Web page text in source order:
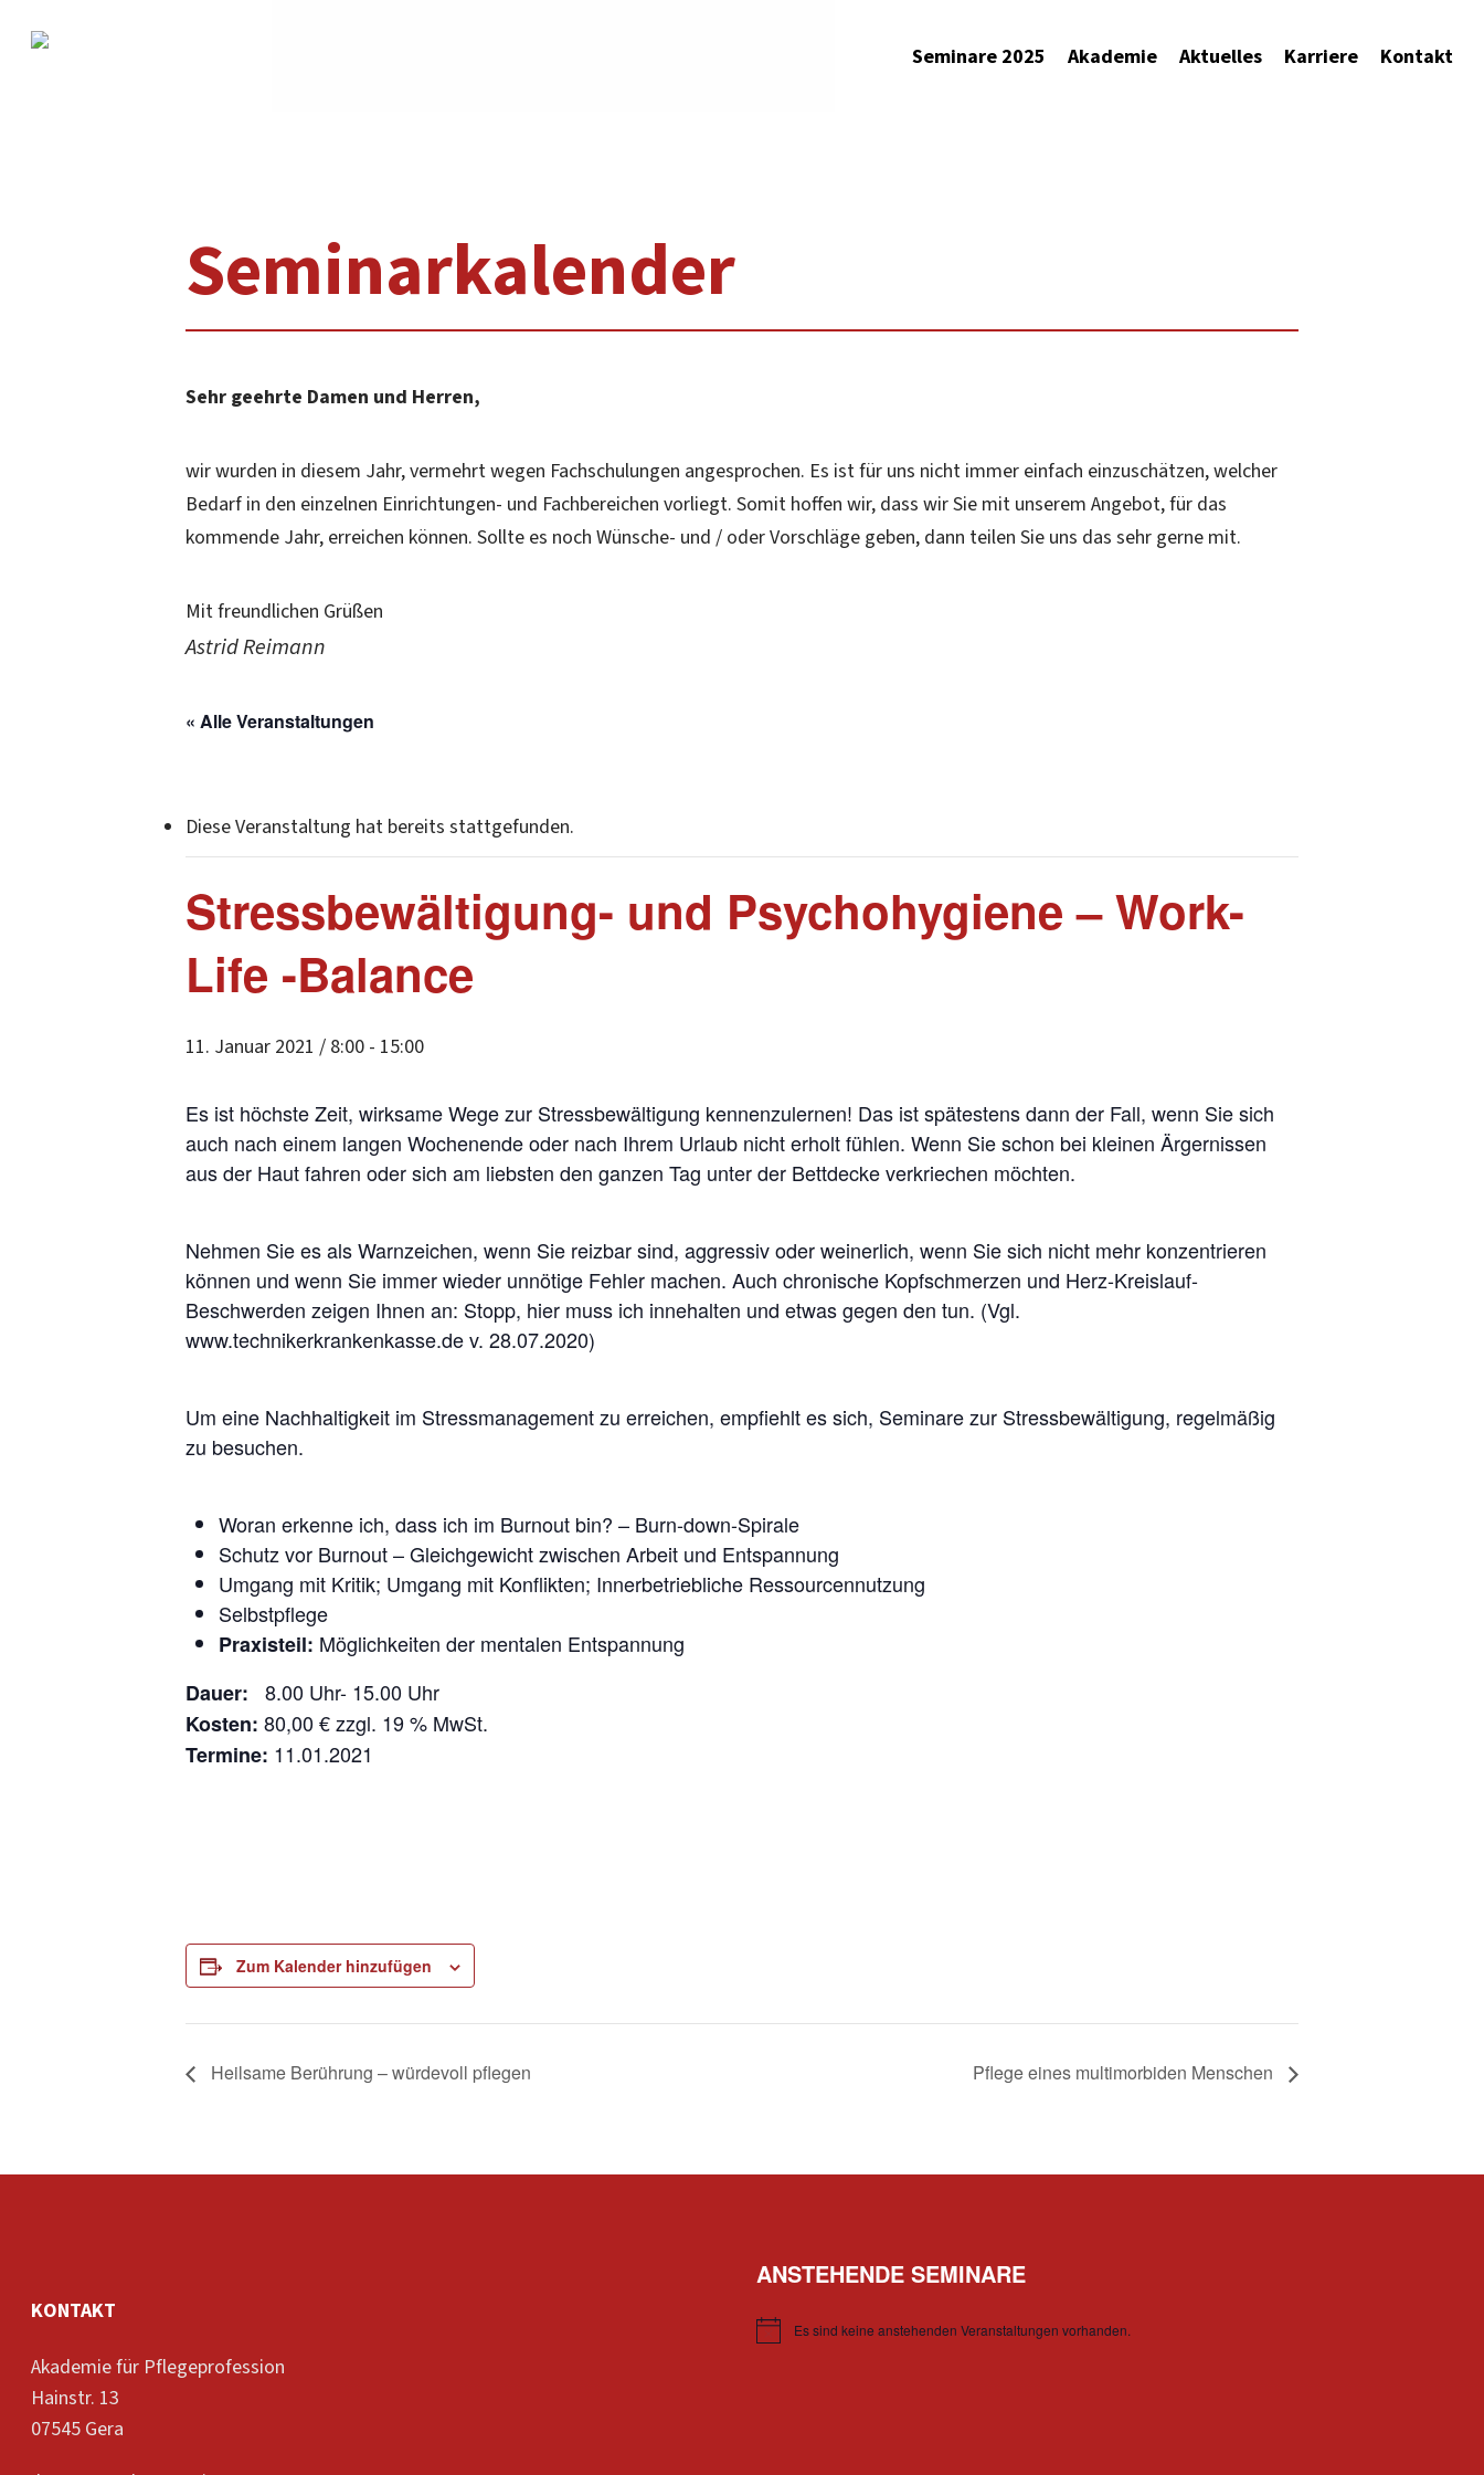
Seminare 2025 Akademie Aktuelles Karriere Kontakt
Seminarkalender
Sehr geehrte Damen und Herren,
wir wurden in diesem Jahr, vermehrt wegen Fachschulungen angesprochen. Es ist für uns nicht immer einfach einzuschätzen, welcher
Bedarf in den einzelnen Einrichtungen- und Fachbereichen vorliegt. Somit hoffen wir, dass wir Sie mit unserem Angebot, für das
kommende Jahr, erreichen können. Sollte es noch Wünsche- und / oder Vorschläge geben, dann teilen Sie uns das sehr gerne mit.
Mit freundlichen Grüßen
Astrid Reimann
« Alle Veranstaltungen
Diese Veranstaltung hat bereits stattgefunden.
Stressbewältigung- und Psychohygiene – Work-
Life -Balance
11. Januar 2021 / 8:00 - 15:00
Es ist höchste Zeit, wirksame Wege zur Stressbewältigung kennenzulernen! Das ist spätestens dann der Fall, wenn Sie sich
auch nach einem langen Wochenende oder nach Ihrem Urlaub nicht erholt fühlen. Wenn Sie schon bei kleinen Ärgernissen
aus der Haut fahren oder sich am liebsten den ganzen Tag unter der Bettdecke verkriechen möchten.
Nehmen Sie es als Warnzeichen, wenn Sie reizbar sind, aggressiv oder weinerlich, wenn Sie sich nicht mehr konzentrieren
können und wenn Sie immer wieder unnötige Fehler machen. Auch chronische Kopfschmerzen und Herz-Kreislauf-
Beschwerden zeigen Ihnen an: Stopp, hier muss ich innehalten und etwas gegen den tun. (Vgl.
www.technikerkrankenkasse.de v. 28.07.2020)
Um eine Nachhaltigkeit im Stressmanagement zu erreichen, empfiehlt es sich, Seminare zur Stressbewältigung, regelmäßig
zu besuchen.
Woran erkenne ich, dass ich im Burnout bin? – Burn-down-Spirale
Schutz vor Burnout – Gleichgewicht zwischen Arbeit und Entspannung
Umgang mit Kritik; Umgang mit Konflikten; Innerbetriebliche Ressourcennutzung
Selbstpflege
Praxisteil: Möglichkeiten der mentalen Entspannung
Dauer:
8.00 Uhr- 15.00 Uhr
Kosten: 80,00 € zzgl. 19 % MwSt.
Termine: 11.01.2021
Zum Kalender hinzufügen
Heilsame Berührung – würdevoll pflegen Pflege eines multimorbiden Menschen
KONTAKT
Akademie für Pflegeprofession
Hainstr. 13
07545 Gera
ANSTEHENDE SEMINARE
HinweisEs sind keine anstehenden Veranstaltungen vorhanden.